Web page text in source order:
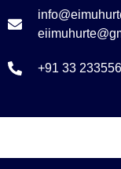
+91 33